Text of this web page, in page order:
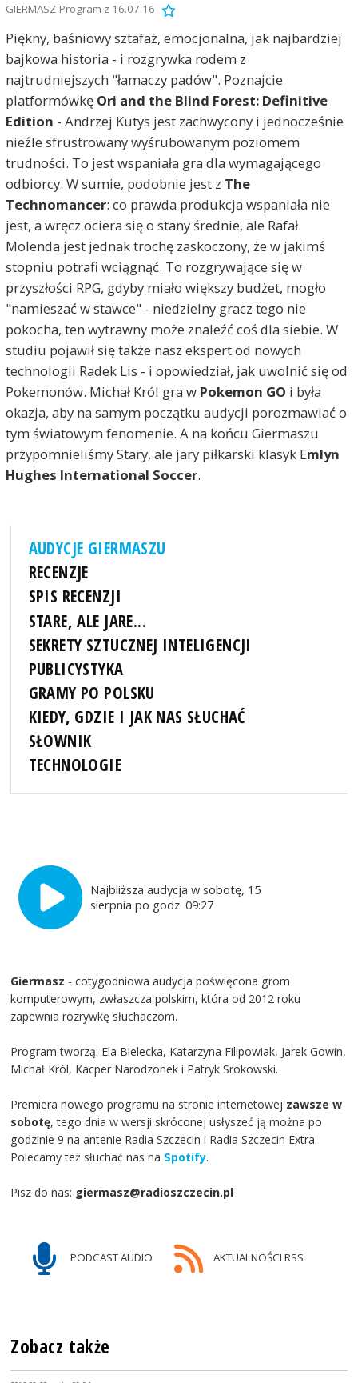
GIERMASZ-Program z 16.07.16
Piękny, baśniowy sztafaż, emocjonalna, jak najbardziej
bajkowa historia - i rozgrywka rodem z
najtrudniejszych "łamaczy padów". Poznajcie
platformówkę Ori and the Blind Forest: Definitive
Edition - Andrzej Kutys jest zachwycony i jednocześnie
nieźle sfrustrowany wyśrubowanym poziomem
trudności. To jest wspaniała gra dla wymagającego
odbiorcy. W sumie, podobnie jest z The
Technomancer: co prawda produkcja wspaniała nie
jest, a wręcz ociera się o stany średnie, ale Rafał
Molenda jest jednak trochę zaskoczony, że w jakimś
stopniu potrafi wciągnąć. To rozgrywające się w
przyszłości RPG, gdyby miało większy budżet, mogło
"namieszać w stawce" - niedzielny gracz tego nie
pokocha, ten wytrawny może znaleźć coś dla siebie. W
studiu pojawił się także nasz ekspert od nowych
technologii Radek Lis - i opowiedział, jak uwolnić się od
Pokemonów. Michał Król gra w Pokemon GO i była
okazja, aby na samym początku audycji porozmawiać o
tym światowym fenomenie. A na końcu Giermaszu
przypomnieliśmy Stary, ale jary piłkarski klasyk Emlyn
Hughes International Soccer.
AUDYCJE GIERMASZU
RECENZJE
SPIS RECENZJI
STARE, ALE JARE...
SEKRETY SZTUCZNEJ INTELIGENCJI
PUBLICYSTYKA
GRAMY PO POLSKU
KIEDY, GDZIE I JAK NAS SŁUCHAĆ
SŁOWNIK
TECHNOLOGIE
Najbliższa audycja w sobotę, 15
sierpnia po godz. 09:27
Giermasz - cotygodniowa audycja poświęcona grom
komputerowym, zwłaszcza polskim, która od 2012 roku
zapewnia rozrywkę słuchaczom.
Program tworzą: Ela Bielecka, Katarzyna Filipowiak, Jarek Gowin,
Michał Król, Kacper Narodzonek i Patryk Srokowski.
Premiera nowego programu na stronie internetowej zawsze w
sobotę, tego dnia w wersji skróconej usłyszeć ją można po
godzinie 9 na antenie Radia Szczecin i Radia Szczecin Extra.
Polecamy też słuchać nas na Spotify.
Pisz do nas: giermasz@radioszczecin.pl
PODCAST AUDIO AKTUALNOŚCI RSS
Zobacz także